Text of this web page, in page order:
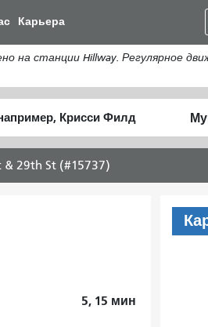
к
общему
содержанию
Карьера
станции Hillway. Регулярное
я
хочу
путешествовать
& 29th St (#15737)
5, 15 мин